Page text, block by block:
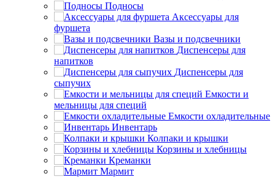
Подносы
Аксессуары для
фуршета
Вазы и подсвечники
Диспенсеры для
напитков
Диспенсеры для
сыпучих
Емкости и
мельницы для специй
Емкости охладительные
Инвентарь
Колпаки и крышки
Корзины и хлебницы
Креманки
Мармит